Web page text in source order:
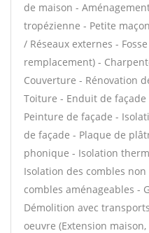
de maison -
tropézienne - Petite
/ Réseaux externes -
remplacement) -
Couverture - Rénovation
Toiture - Enduit de
Peinture de façade -
de façade - Plaque de
phonique - Isolation
Isolation des combles
combles aménageables -
Démolition avec
oeuvre (Extension